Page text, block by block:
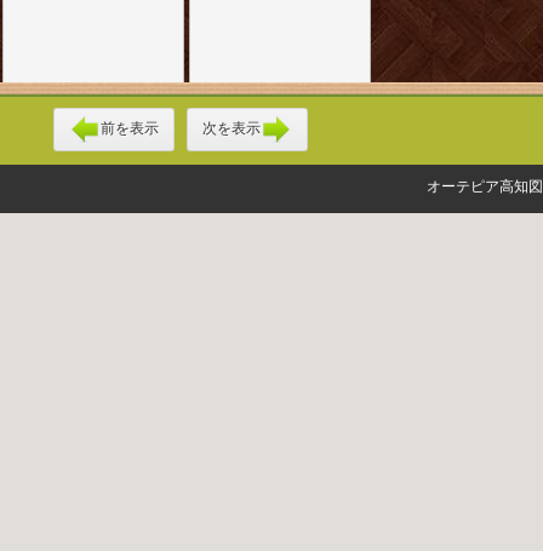
前を表示 次を表示
オーテピア高知